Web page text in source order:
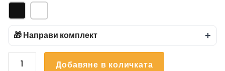
🎁 Направи комплект +
количество
Добавяне в количката